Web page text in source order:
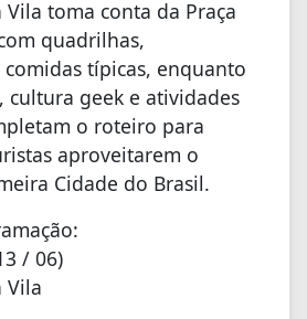
Vila toma conta da Praça
quadrilhas,
típicas, enquanto
cultura geek e atividades
o roteiro para
aproveitarem o
Cidade do Brasil.
/ 06)
Vila